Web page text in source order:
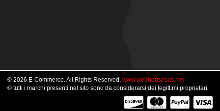
© 2026 E-Commerce. All Rights Reserved. www.webhousesas.net
© tutti i marchi presenti nel sito sono da considerarsi dei legittimi proprietari.